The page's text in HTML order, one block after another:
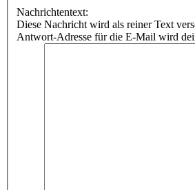
Nachrichtentext:
Diese Nachricht wird als reiner Text
Antwort-Adresse für die E-Mail wird